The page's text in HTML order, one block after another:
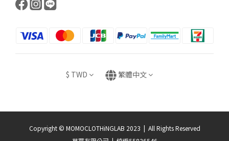
$ TWD 繁體中文
Copyright © MOMOCLOTHiNGLAB 2023 | All Rights Reserved